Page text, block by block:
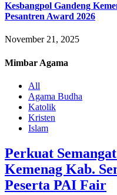
Kesbangpol Gandeng
Pesantren Award 2026
November 21, 2025
Mimbar Agama
All
Agama Budha
Katolik
Kristen
Islam
Perkuat
Kemenag Kab.
Peserta PAI Fair